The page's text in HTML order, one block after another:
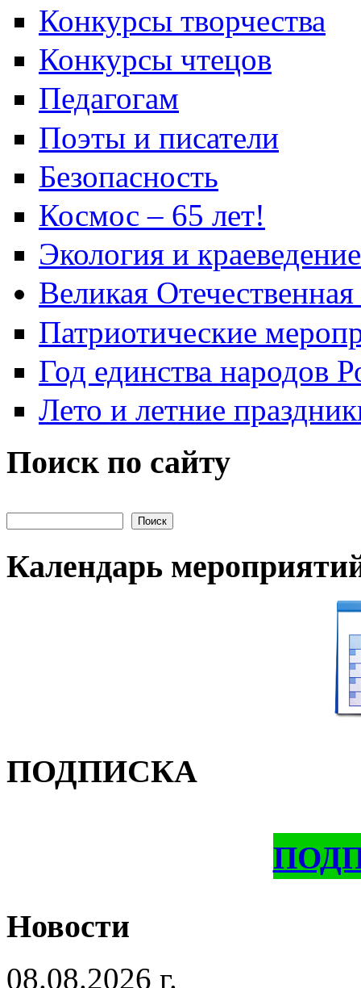
Конкурсы творчества
Конкурсы чтецов
Педагогам
Поэты и писатели
Безопасность
Космос – 65 лет!
Экология и краеведение
Великая
Патриотические
Год единства народов
Лето и летние
Поиск по сайту
Календарь
ПОДПИСКА
Новости
08.08.2026 г.